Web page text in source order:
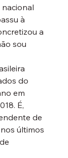
à
a
sou
do
em
É,
de
últimos